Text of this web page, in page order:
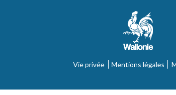
Vie privée Mentions légales